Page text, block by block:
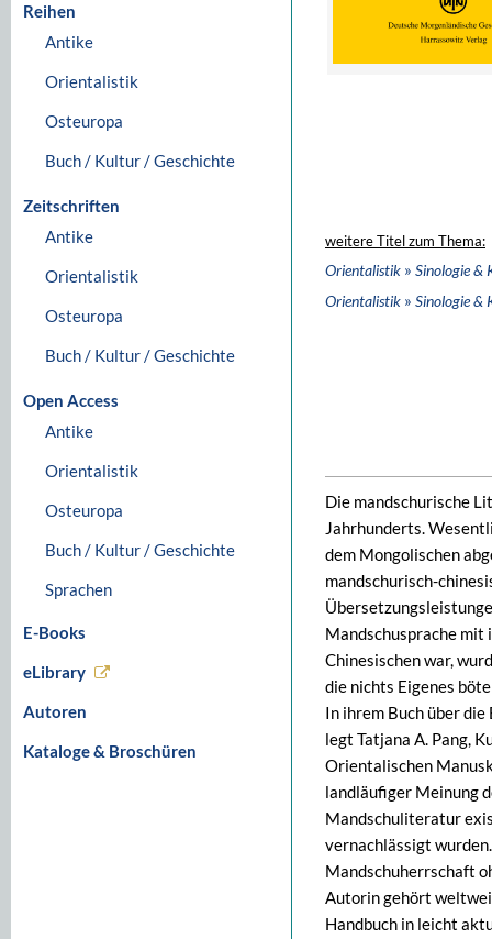
Reihen
Antike
Orientalistik
Osteuropa
Buch / Kultur / Geschichte
Zeitschriften
Antike
Orientalistik
Osteuropa
Buch / Kultur / Geschichte
Open Access
Antike
Orientalistik
Osteuropa
Buch / Kultur / Geschichte
Sprachen
E-Books
eLibrary
Autoren
Kataloge & Broschüren
weitere Titel zum Thema:
Orientalistik » Sinologie &
Orientalistik » Sinologie &
Die mandschurische
Jahrhunderts.
dem Mongolischen
mandschurisch-
Mandschusprache
Chinesischen war,
die nichts Eigenes
In ihrem Buch über
legt Tatjana A. Pang,
Orientalischen
landläufiger Meinung
Mandschuliteratur
vernachlässigt
Mandschuherrschaft
Autorin gehört
Handbuch in leicht